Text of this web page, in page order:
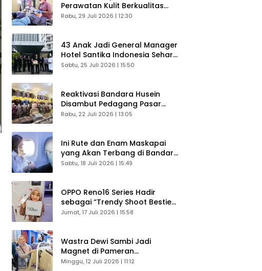
Perawatan Kulit Berkualitas
Plus Konsultasi Gratis
Rabu, 29 Juli 2026 | 12:30
43 Anak Jadi General Manager
Hotel Santika Indonesia Sehari
Sukses Digelar
Sabtu, 25 Juli 2026 | 15:50
Reaktivasi Bandara Husein
Disambut Pedagang Pasar
Baru, Diyakini Bangkitkan
Rabu, 22 Juli 2026 | 13:05
Ini Rute dan Enam Maskapai
yang Akan Terbang di Bandara
Husein Sastranegara
Sabtu, 18 Juli 2026 | 15:49
OPPO Reno16 Series Hadir
sebagai “Trendy Shoot Bestie”,
Bikin Konten Kreator Makin
Jumat, 17 Juli 2026 | 15:58
Wastra Dewi Sambi Jadi
Magnet di Pameran
Dekranasda, Banyak Diminati
Minggu, 12 Juli 2026 | 11:12